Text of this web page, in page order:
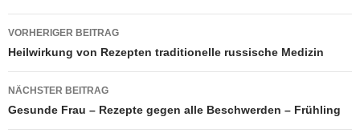
p
p
e
g
er
m
o
o
k
Beitragsnavigation
VORHERIGER BEITRAG
Heilwirkung von Rezepten traditionelle russische Medizin
NÄCHSTER BEITRAG
Gesunde Frau – Rezepte gegen alle Beschwerden – Frühling